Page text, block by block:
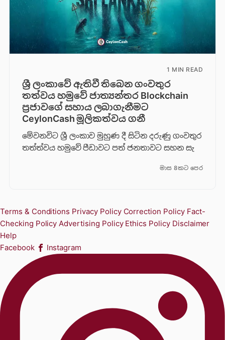
1 MIN READ
ශ්‍රී ලංකාවේ ඇතිවී තිබෙන ගංවතුර
තත්වය හමුවේ ජාත්‍යන්තර Blockchain
ප්‍රජාවගේ සහාය ලබාගැනීමට
CeylonCash මූලිකත්වය ග​නී
මේවනවිට ශ්‍රී ලංකාව මුහුණ දී සිටින දරුණු ගංවතුර
තත්ත්වය හමුවේ පීඩාවට පත් ජනතාවට සහන සැ
මාස 8කට පෙර
Terms & Conditions Privacy Policy Correction Policy Fact-
Checking Policy Advertising Policy Ethics Policy Disclaimer
Help
Facebook
Instagram